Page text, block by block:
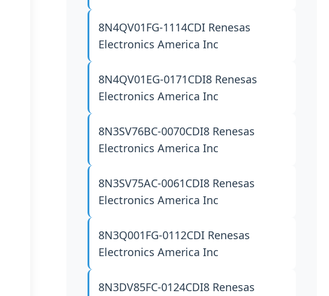
8N4QV01FG-1114CDI Renesas
Electronics America Inc
8N4QV01EG-0171CDI8 Renesas
Electronics America Inc
8N3SV76BC-0070CDI8 Renesas
Electronics America Inc
8N3SV75AC-0061CDI8 Renesas
Electronics America Inc
8N3Q001FG-0112CDI Renesas
Electronics America Inc
8N3DV85FC-0124CDI8 Renesas